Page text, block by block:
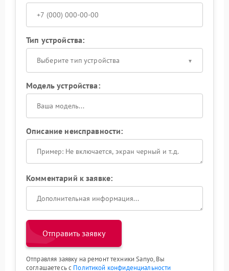
Тип устройства:
Выберите тип устройства
Модель устройства:
Описание неисправности:
Комментарий к заявке:
Отправить заявку
Отправляя заявку на ремонт техники Sanyo, Вы
соглашаетесь с Политикой конфиденциальности